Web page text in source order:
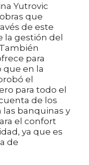
Yutrovic
que
de este
la gestión del
para
que en la
el
para todo el
de los
banquinas y
el confort
ya que es
de